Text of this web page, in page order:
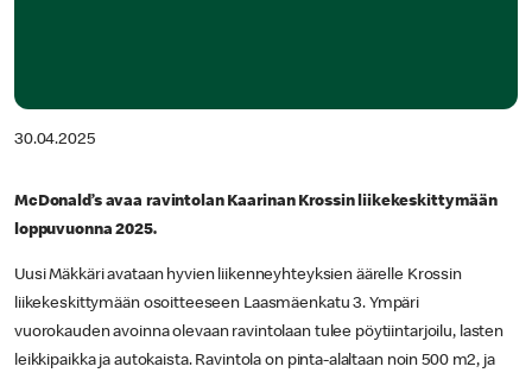
30.04.2025
McDonald’s avaa ravintolan Kaarinan Krossin liikekeskittymään
loppuvuonna 2025.
Uusi Mäkkäri avataan hyvien liikenneyhteyksien äärelle Krossin
liikekeskittymään osoitteeseen Laasmäenkatu 3. Ympäri
vuorokauden avoinna olevaan ravintolaan tulee pöytiintarjoilu, lasten
leikkipaikka ja autokaista. Ravintola on pinta-alaltaan noin 500 m2, ja